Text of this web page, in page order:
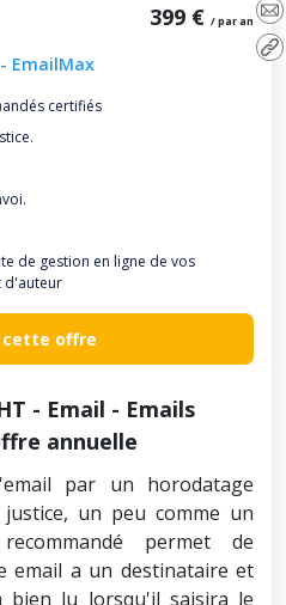
399 € / par an
EmailMax
certifiés
de gestion en ligne de vos
d'auteur
cette offre
- Email - Emails
annuelle
par un horodatage
un peu comme un
permet de
email a un destinataire et
bien lu lorsqu'il saisira le